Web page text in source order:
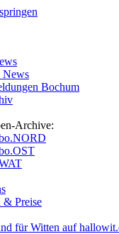
News
Bochum
Archive:
& Preise
für Witten auf